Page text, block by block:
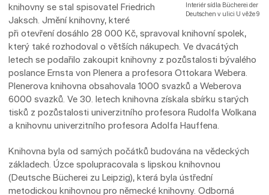
Interiér sídla Bücherei der
Deutschen v ulici U věže 9
knihovny se stal spisovatel Friedrich
Jaksch. Jmění knihovny, které
při otevření dosáhlo 28 000 Kč, spravoval knihovní spolek,
který také rozhodoval o větších nákupech. Ve dvacátých
letech se podařilo zakoupit knihovny z pozůstalosti bývalého
poslance Ernsta von Plenera a profesora Ottokara Webera.
Plenerova knihovna obsahovala 1000 svazků a Weberova
6000 svazků. Ve 30. letech knihovna získala sbírku starých
tisků z pozůstalosti univerzitního profesora Rudolfa Wolkana
a knihovnu univerzitního profesora Adolfa Hauffena.
Knihovna byla od samých počátků budována na vědeckých
základech. Úzce spolupracovala s lipskou knihovnou
(Deutsche Bücherei zu Leipzig), která byla ústřední
metodickou knihovnou pro německé knihovny. Odborná